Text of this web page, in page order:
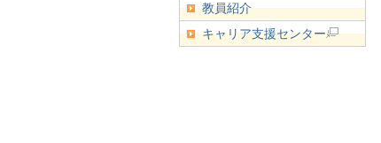
教員紹介
キャリア支援センター